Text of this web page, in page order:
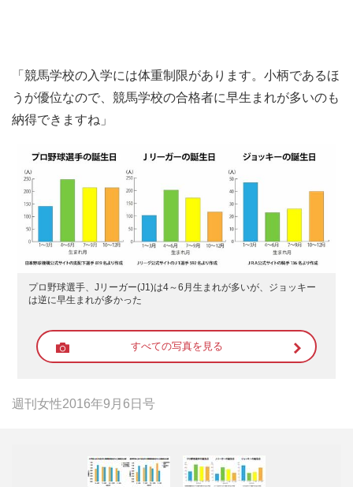
「競馬学校の入学には体重制限があります。小柄であるほ
うが優位なので、競馬学校の合格者に早生まれが多いのも
納得できますね」
プロ野球選手、Jリーガー(J1)は4～6月生まれが多いが、ジョッキー
は逆に早生まれが多かった
すべての写真を見る
週刊女性2016年9月6日号